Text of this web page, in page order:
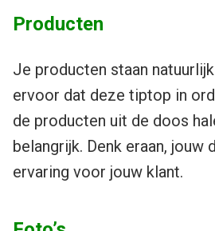
Producten
Je producten staan
ervoor dat deze tiptop in
de producten uit de doos
belangrijk. Denk eraan, jouw
ervaring voor jouw klant.